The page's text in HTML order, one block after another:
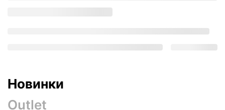
Новинки
Outlet